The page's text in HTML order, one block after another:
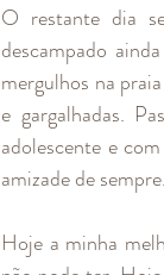
O restante dia
descampado
mergulhos na
e gargalhadas.
adolescente e
amizade de sempre.
Hoje a minha